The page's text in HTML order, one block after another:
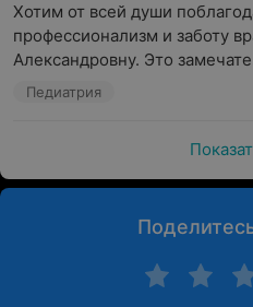
Хотим от всей души
профессионализм и заботу
Александровну. Это
Педиатрия